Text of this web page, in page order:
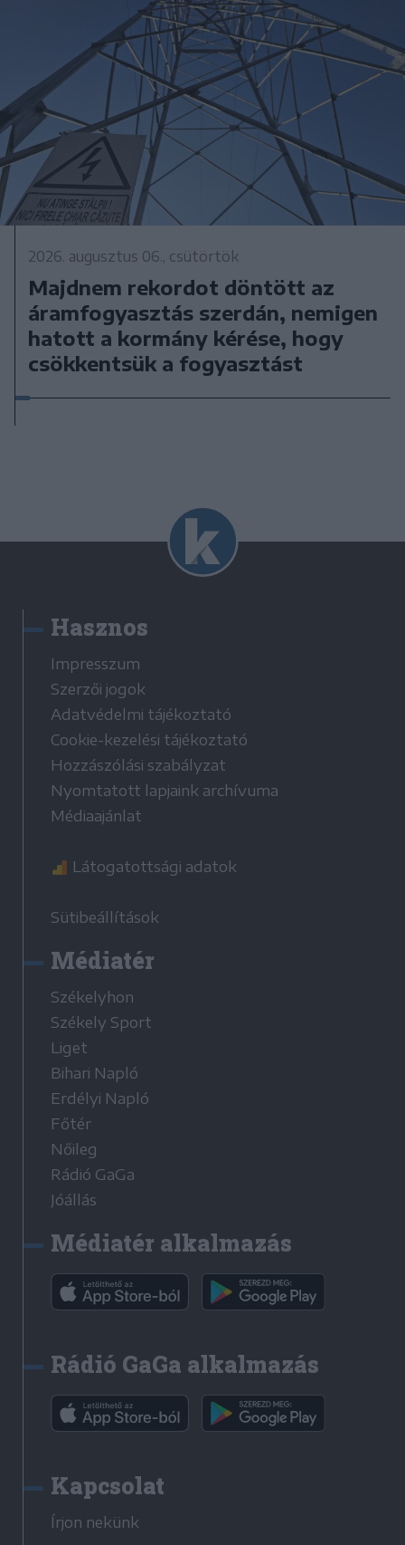
2026. augusztus 06., csütörtök
Majdnem rekordot döntött az
áramfogyasztás szerdán, nemigen
hatott a kormány kérése, hogy
csökkentsük a fogyasztást
Hasznos
Impresszum
Szerzői jogok
Adatvédelmi tájékoztató
Cookie-kezelési tájékoztató
Hozzászólási szabályzat
Nyomtatott lapjaink archívuma
Médiaajánlat
Látogatottsági adatok
Sütibeállítások
Médiatér
Székelyhon
Székely Sport
Liget
Bihari Napló
Erdélyi Napló
Főtér
Nőileg
Rádió GaGa
Jóállás
Médiatér alkalmazás
Rádió GaGa alkalmazás
Kapcsolat
Írjon nekünk